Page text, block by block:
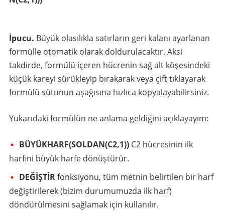
İpucu. Büyük olasılıkla satırların geri kalanı ayarlanan
formülle otomatik olarak doldurulacaktır. Aksi
takdirde, formülü içeren hücrenin sağ alt köşesindeki
küçük kareyi sürükleyip bırakarak veya çift tıklayarak
formülü sütunun aşağısına hızlıca kopyalayabilirsiniz.
Yukarıdaki formülün ne anlama geldiğini açıklayayım:
BÜYÜKHARF(SOLDAN(C2,1))C2 hücresinin ilk
harfini büyük harfe dönüştürür.
DEĞİŞTİRfonksiyonu, tüm metnin belirtilen bir harf
değiştirilerek (bizim durumumuzda ilk harf)
döndürülmesini sağlamak için kullanılır.